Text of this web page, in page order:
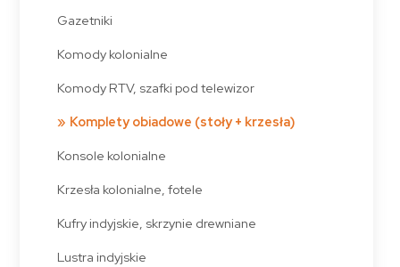
Gazetniki
Komody kolonialne
Komody RTV, szafki pod telewizor
Komplety obiadowe (stoły + krzesła)
Konsole kolonialne
Krzesła kolonialne, fotele
Kufry indyjskie, skrzynie drewniane
Lustra indyjskie